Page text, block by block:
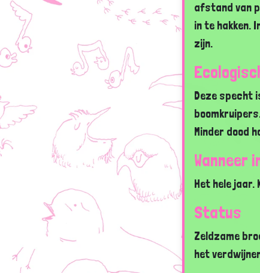
afstand van
in te hakken.
zijn.
Deze specht
Minder dood
Wanneer
Het hele
Status
Zeldzame
het